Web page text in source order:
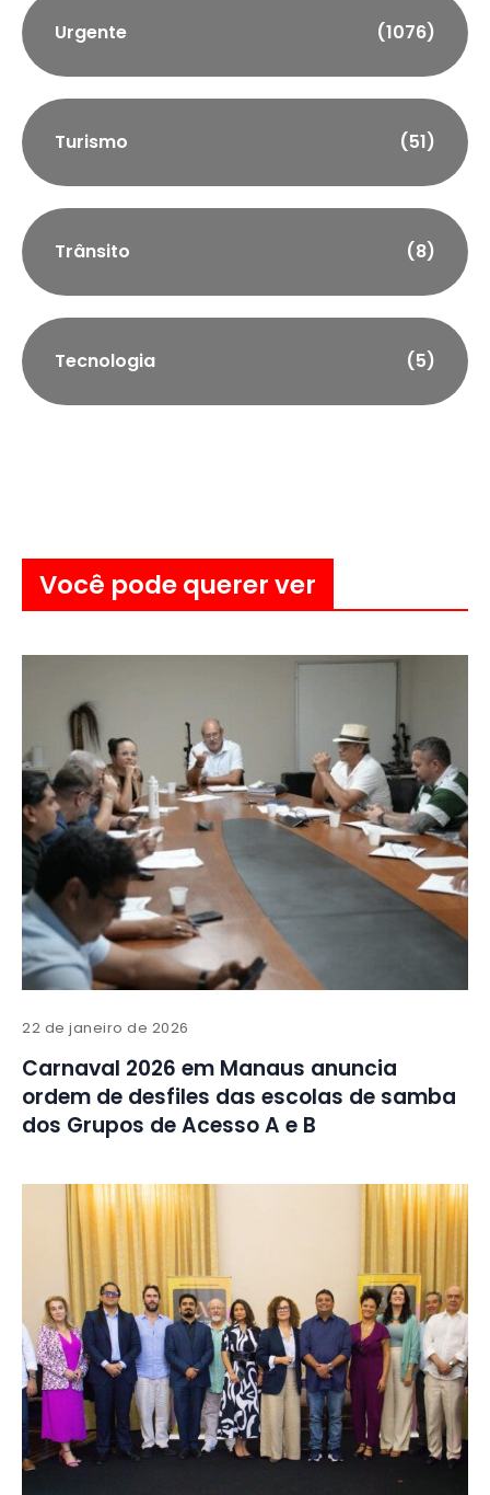
Urgente (1076)
Turismo (51)
Trânsito (8)
Tecnologia (5)
Você pode querer ver
22 de janeiro de 2026
Carnaval 2026 em Manaus anuncia
ordem de desfiles das escolas de samba
dos Grupos de Acesso A e B